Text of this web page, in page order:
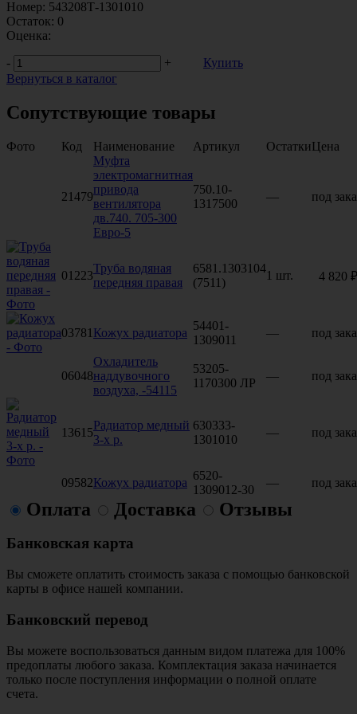
Номер: 543208Т-1301010
Остаток: 0
Оценка:
-
+
Купить
Вернуться в каталог
Сопутствующие товары
Фото Код Наименование Артикул ОстаткиЦена
21479
Муфта
электромагнитная
привода
вентилятора
дв.740. 705-300
Евро-5
750.10-
1317500
— под
01223
Труба водяная
передняя правая
6581.1303104
(7511)
1 шт. 4 820 ₽
03781 Кожух радиатора
54401-
1309011
— под
06048
Охладитель
наддувочного
воздуха, -54115
53205-
1170300 ЛР
— под
13615
Радиатор медный
3-х р.
630333-
1301010
— под
09582Кожух радиатора
6520-
1309012-30
— под
Оплата Доставка Отзывы
Банковская карта
Вы сможете оплатить стоимость заказа с помощью банковской
карты в офисе нашей компании.
Банковский перевод
Вы можете воспользоваться данным видом платежа для 100%
предоплаты любого заказа. Комплектация заказа начинается
только после поступления информации о полной оплате
счета.